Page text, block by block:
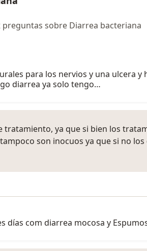
sobre Diarrea bacteriana
para los nervios y una ulcera
diarrea ya solo tengo…
tratamiento, ya que si bien los
son inocuos ya que si no los
días com diarrea mocosa y